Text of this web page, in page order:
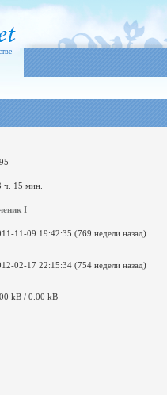
ч. 15 мин.
I
11-09 19:42:35 (769 недели назад)
02-17 22:15:34 (754 недели назад)
kB / 0.00 kB